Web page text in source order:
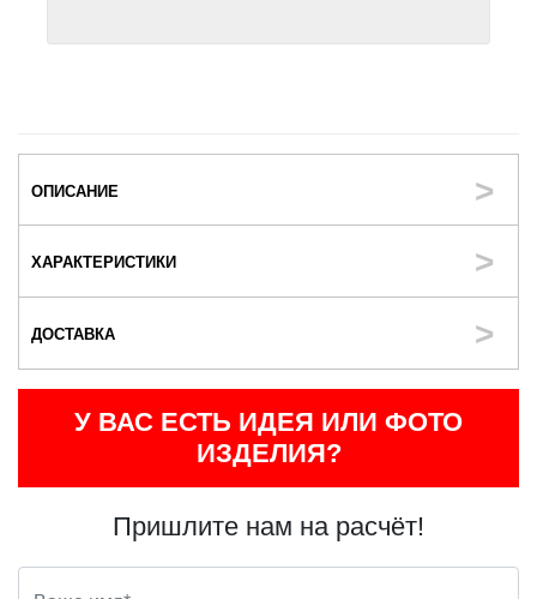
ОПИСАНИЕ
ХАРАКТЕРИСТИКИ
ДОСТАВКА
У ВАС ЕСТЬ ИДЕЯ ИЛИ ФОТО
ИЗДЕЛИЯ?
Пришлите нам на расчёт!